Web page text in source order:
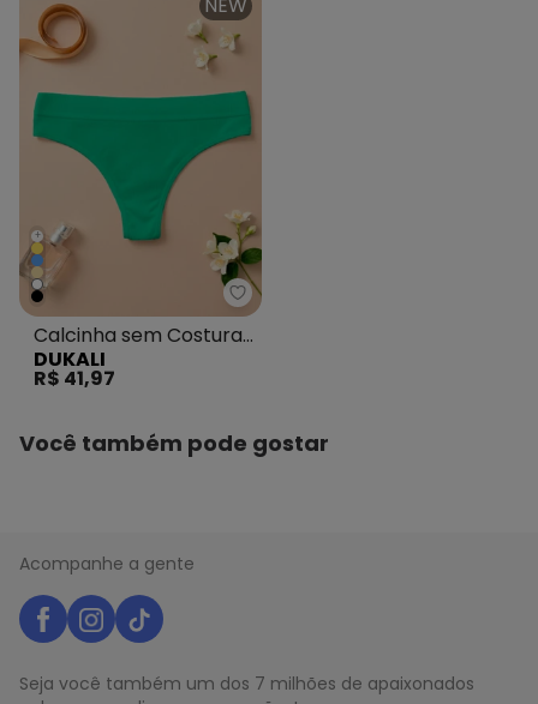
NEW
+
Dukali - Calcinha sem Costura
Calcinha sem Costura
Cintura Alta Fio Verde
DUKALI
R$ 41,97
Você também pode gostar
Acompanhe a gente
Seja você também um dos 7 milhões de apaixonados